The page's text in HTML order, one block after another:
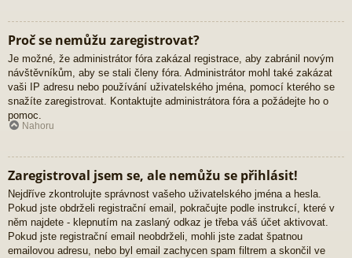
Proč se nemůžu zaregistrovat?
Je možné, že administrátor fóra zakázal registrace, aby zabránil novým
návštěvníkům, aby se stali členy fóra. Administrátor mohl také zakázat
vaši IP adresu nebo používání uživatelského jména, pomocí kterého se
snažíte zaregistrovat. Kontaktujte administrátora fóra a požádejte ho o
pomoc.
Nahoru
Zaregistroval jsem se, ale nemůžu se přihlásit!
Nejdříve zkontrolujte správnost vašeho uživatelského jména a hesla.
Pokud jste obdrželi registrační email, pokračujte podle instrukcí, které v
něm najdete - klepnutím na zaslaný odkaz je třeba váš účet aktivovat.
Pokud jste registrační email neobdrželi, mohli jste zadat špatnou
emailovou adresu, nebo byl email zachycen spam filtrem a skončil ve